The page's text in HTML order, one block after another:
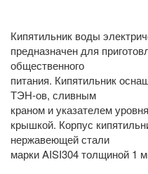
Кипятильник воды
предназначен для
общественного
питания. Кипятильник
ТЭН-ов, сливным
краном и указателем
крышкой. Корпус
нержавеющей стали
марки AISI304 толщиной 1